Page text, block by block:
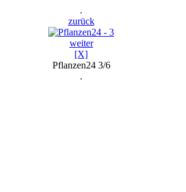
.
zurück
weiter
[X]
Pflanzen24 3/6
.